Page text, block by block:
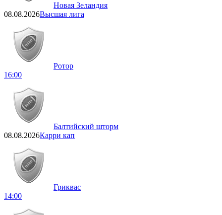
Новая Зеландия
08.08.2026Высшая лига
Ротор
16:00
Балтийский шторм
08.08.2026Карри кап
Гриквас
14:00